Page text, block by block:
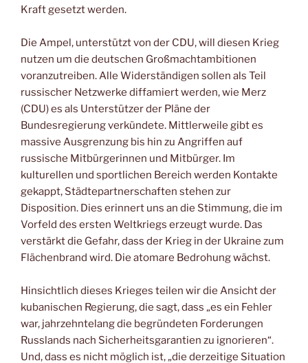
Kraft gesetzt werden.
Die Ampel, unterstützt von der CDU, will diesen Krieg
nutzen um die deutschen Großmachtambitionen
voranzutreiben. Alle Widerständigen sollen als Teil
russischer Netzwerke diffamiert werden, wie Merz
(CDU) es als Unterstützer der Pläne der
Bundesregierung verkündete. Mittlerweile gibt es
massive Ausgrenzung bis hin zu Angriffen auf
russische Mitbürgerinnen und Mitbürger. Im
kulturellen und sportlichen Bereich werden Kontakte
gekappt, Städtepartnerschaften stehen zur
Disposition. Dies erinnert uns an die Stimmung, die im
Vorfeld des ersten Weltkriegs erzeugt wurde. Das
verstärkt die Gefahr, dass der Krieg in der Ukraine zum
Flächenbrand wird. Die atomare Bedrohung wächst.
Hinsichtlich dieses Krieges teilen wir die Ansicht der
kubanischen Regierung, die sagt, dass „es ein Fehler
war, jahrzehntelang die begründeten Forderungen
Russlands nach Sicherheitsgarantien zu ignorieren“.
Und, dass es nicht möglich ist, „die derzeitige Situation